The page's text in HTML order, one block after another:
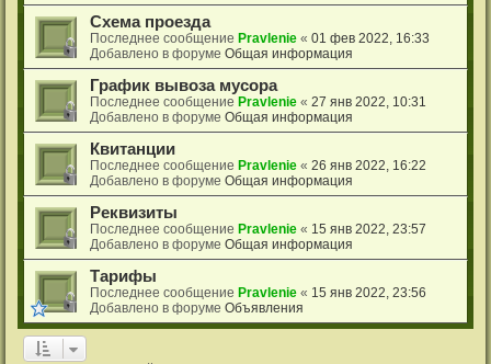
Схема проезда
Последнее сообщение Pravlenie « 01 фев 2022, 16:33
Добавлено в форуме Общая информация
График вывоза мусора
Последнее сообщение Pravlenie « 27 янв 2022, 10:31
Добавлено в форуме Общая информация
Квитанции
Последнее сообщение Pravlenie « 26 янв 2022, 16:22
Добавлено в форуме Общая информация
Реквизиты
Последнее сообщение Pravlenie « 15 янв 2022, 23:57
Добавлено в форуме Общая информация
Тарифы
Последнее сообщение Pravlenie « 15 янв 2022, 23:56
Добавлено в форуме Объявления